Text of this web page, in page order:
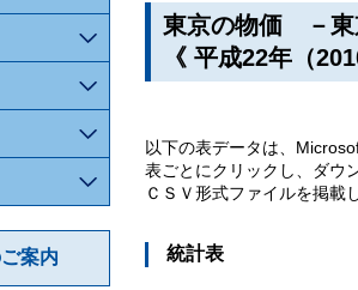
案内
東京の物価 －東
《 平成22年（
以下の表データは、
表ごとにクリックし、ダウ
ＣＳＶ形式ファイルを掲載
統計表